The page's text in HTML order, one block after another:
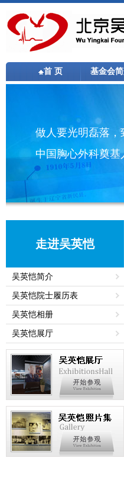
首 页 基金会
做人要光明磊落
中国胸心外科奠基
走进吴英恺
吴英恺简介
吴英恺院士履历表
吴英恺相册
吴英恺展厅